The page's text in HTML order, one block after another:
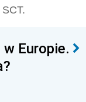
Europie.